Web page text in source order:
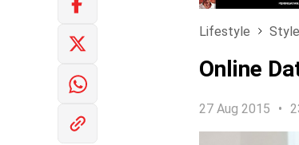
Lifestyle Style
Online
27 Aug 2015